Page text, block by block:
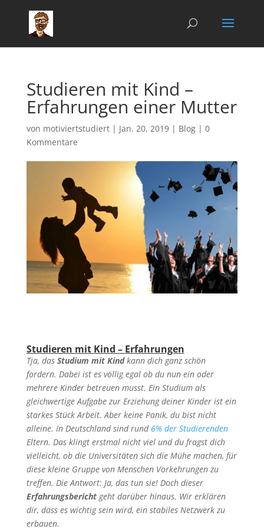
Studieren mit Kind –
Erfahrungen einer Mutter
von motiviertstudiert| Jan. 20, 2019| Blog| 0
Kommentare
Studieren mit Kind – Erfahrungen
Tja, das Studium mit Kindkann dich ganz schön
fordern. Dabei ist es völlig egal ob du nun ein oder
mehrere Kinder betreuen musst. Ein Studium als
gleichwertige Aufgabe zur Erziehung deiner Kinder ist ein
starkes Stück Arbeit. Aber keine Panik, du bist nicht
alleine. In Deutschland sind rund 6% der Studierenden
Eltern. Das klingt erstmal nicht viel und du fragst dich
vielleicht, ob die Universitäten sich die Mühe machen, für
diese kleine Gruppe von Menschen Vorkehrungen zu
treffen. Die Antwort: Ja, das tun sie! Doch dieser
Erfahrungsberichtgeht darüber hinaus. Wir erklären
dir, dass es wichtig sein wird, ein stabiles Netzwerk zu
erbauen.